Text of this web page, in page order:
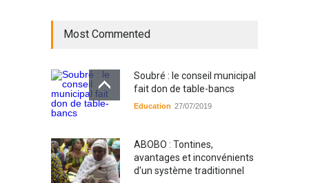
des animaux : un danger
RFI Forme ses journalistes et
A la UNE Actualité 09/03/2026
Most Commented
Soubré : le conseil municipal
fait don de table-bancs
Education 27/07/2019
ABOBO : Tontines,
avantages et inconvénients
d'un système traditionnel